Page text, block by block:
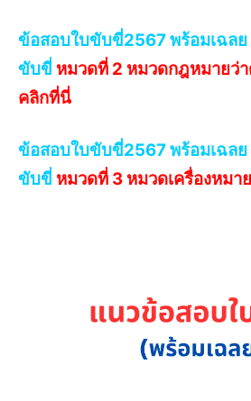
ข้อสอบใบขับขี่2567 พร้อมเฉล
ขับขี่ หมวดที่ 2 หมวดกฎหมายว่
คลิกที่นี่
ข้อสอบใบขับขี่2567 พร้อมเฉล
ขับขี่ หมวดที่ 3 หมวดเครื่องหม